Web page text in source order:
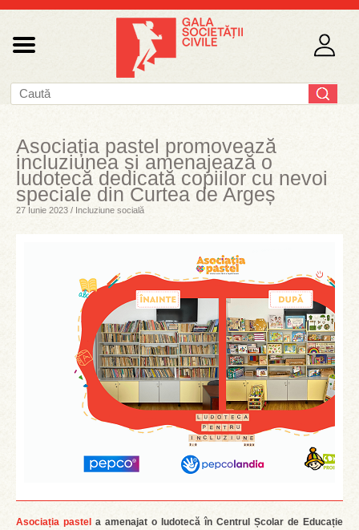
Asociația pastel promovează
incluziunea și amenajează o
ludotecă dedicată copiilor cu nevoi
speciale din Curtea de Argeș
27 Iunie 2023 / Incluziune socială
Asociația pastel a amenajat o ludotecă în Centrul Școlar de Educație